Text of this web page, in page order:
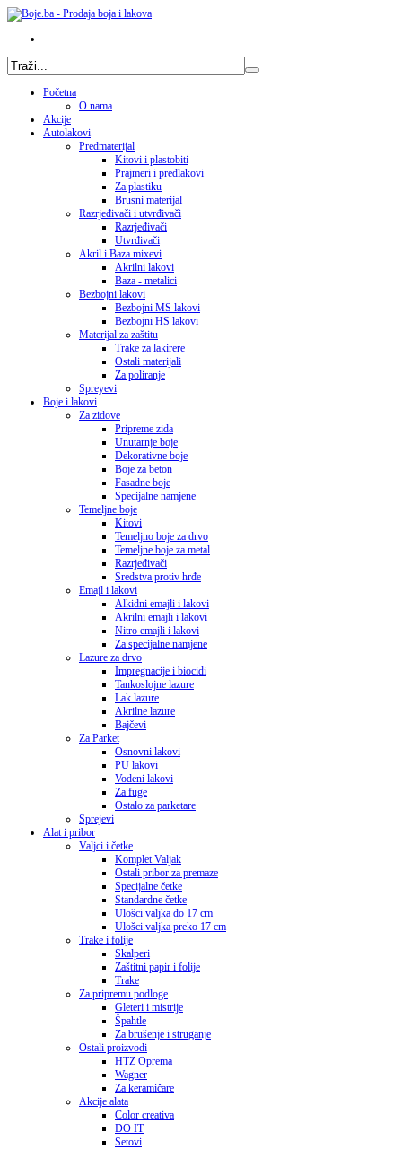
Početna
O nama
Akcije
Autolakovi
Predmaterijal
Kitovi i plastobiti
Prajmeri i predlakovi
Za plastiku
Brusni materijal
Razrjeđivači i utvrđivači
Razrjeđivači
Utvrđivači
Akril i Baza mixevi
Akrilni lakovi
Baza - metalici
Bezbojni lakovi
Bezbojni MS lakovi
Bezbojni HS lakovi
Materijal za zaštitu
Trake za lakirere
Ostali materijali
Za poliranje
Spreyevi
Boje i lakovi
Za zidove
Pripreme zida
Unutarnje boje
Dekorativne boje
Boje za beton
Fasadne boje
Specijalne namjene
Temeljne boje
Kitovi
Temeljno boje za drvo
Temeljne boje za metal
Razrjeđivači
Sredstva protiv hrđe
Emajl i lakovi
Alkidni emajli i lakovi
Akrilni emajli i lakovi
Nitro emajli i lakovi
Za specijalne namjene
Lazure za drvo
Impregnacije i biocidi
Tankoslojne lazure
Lak lazure
Akrilne lazure
Bajčevi
Za Parket
Osnovni lakovi
PU lakovi
Vodeni lakovi
Za fuge
Ostalo za parketare
Sprejevi
Alat i pribor
Valjci i četke
Komplet Valjak
Ostali pribor za premaze
Specijalne četke
Standardne četke
Ulošci valjka do 17 cm
Ulošci valjka preko 17 cm
Trake i folije
Skalperi
Zaštitni papir i folije
Trake
Za pripremu podloge
Gleteri i mistrije
Špahtle
Za brušenje i struganje
Ostali proizvodi
HTZ Oprema
Wagner
Za keramičare
Akcije alata
Color creativa
DO IT
Setovi